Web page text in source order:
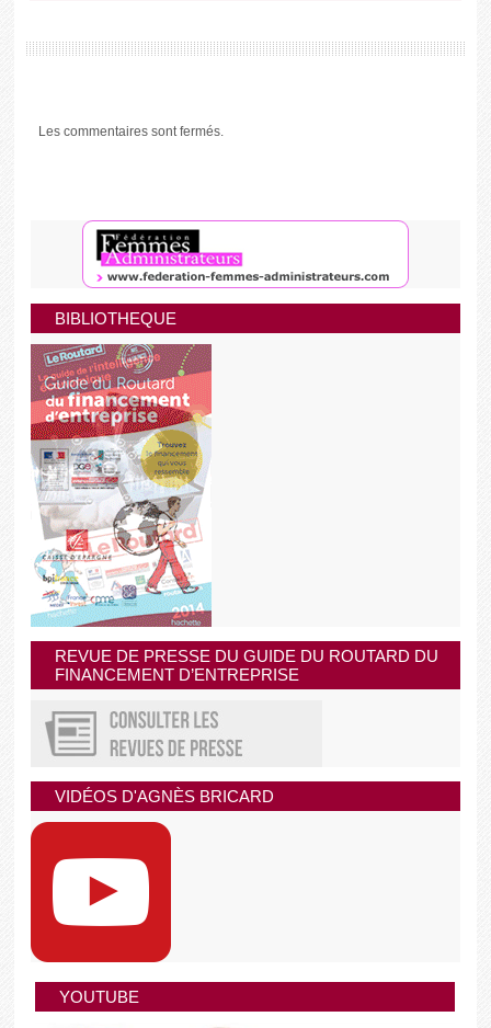
Les commentaires sont fermés.
BIBLIOTHEQUE
REVUE DE PRESSE DU GUIDE DU ROUTARD DU
FINANCEMENT D’ENTREPRISE
VIDÉOS D'AGNÈS BRICARD
YOUTUBE